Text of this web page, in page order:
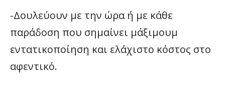
-Δουλεύουν με την ώρα ή με κάθε
παράδοση που σημαίνει μάξιμουμ
εντατικοποίηση και ελάχιστο κόστος στο
αφεντικό.